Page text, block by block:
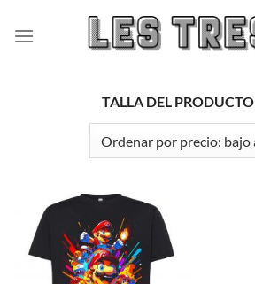
TALLA DEL PRODUCTO